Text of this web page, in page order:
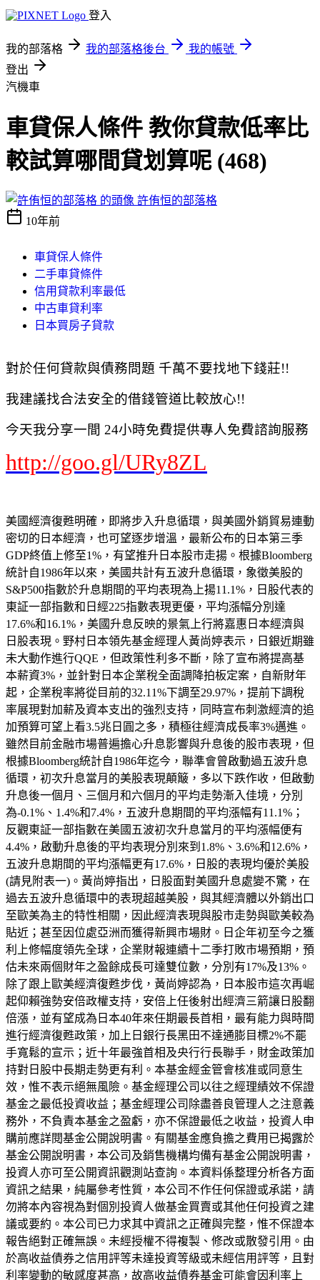
登入
我的部落格 我的部落格後台
我的帳號
登出
汽機車
車貸保人條件 教你貸款低率比
較試算哪間貸划算呢 (468)
許侑恒的部落格
10年前
車貸保人條件
二手車貸條件
信用貸款利率最低
中古車貸利率
日本買房子貸款
對於任何貸款與債務問題 千萬不要找地下錢莊!!
我建議找合法安全的借錢管道比較放心!!
今天我分享一間 24小時免費提供專人免費諮詢服務
http://goo.gl/URy8ZL
美國經濟復甦明確，即將步入升息循環，與美國外銷貿易連動
密切的日本經濟，也可望逐步增溫，最新公布的日本第三季
GDP終值上修至1%，有望推升日本股市走揚。根據Bloomberg
統計自1986年以來，美國共計有五波升息循環，象徵美股的
S&P500指數於升息期間的平均表現為上揚11.1%，日股代表的
東証一部指數和日經225指數表現更優，平均漲幅分別達
17.6%和16.1%，美國升息反映的景氣上行將嘉惠日本經濟與
日股表現。野村日本領先基金經理人黃尚婷表示，日銀近期雖
未大動作進行QQE，但政策性利多不斷，除了宣布將提高基
本薪資3%，並針對日本企業稅全面調降拍板定案，自新財年
起，企業稅率將從目前的32.11%下調至29.97%，提前下調稅
率展現對加薪及資本支出的強烈支持，同時宣布刺激經濟的追
加預算可望上看3.5兆日圓之多，積極往經濟成長率3%邁進。
雖然目前金融市場普遍擔心升息影響與升息後的股市表現，但
根據Bloomberg統計自1986年迄今，聯準會曾啟動過五波升息
循環，初次升息當月的美股表現顛簸，多以下跌作收，但啟動
升息後一個月、三個月和六個月的平均走勢漸入佳境，分別
為-0.1%、1.4%和7.4%，五波升息期間的平均漲幅有11.1%；
反觀東証一部指數在美國五波初次升息當月的平均漲幅便有
4.4%，啟動升息後的平均表現分別來到1.8%、3.6%和12.6%，
五波升息期間的平均漲幅更有17.6%，日股的表現均優於美股
(請見附表一)。黃尚婷指出，日股面對美國升息處變不驚，在
過去五波升息循環中的表現超越美股，與其經濟體以外銷出口
至歐美為主的特性相關，因此經濟表現與股市走勢與歐美較為
貼近；甚至因位處亞洲而獲得新興市場財。日企年初至今之獲
利上修幅度領先全球，企業財報連續十二季打敗市場預期，預
估未來兩個財年之盈餘成長可達雙位數，分別有17%及13%。
除了跟上歐美經濟復甦步伐，黃尚婷認為，日本股市這次再崛
起仰賴強勢安倍政權支持，安倍上任後射出經濟三箭讓日股翻
倍漲，並有望成為日本40年來任期最長首相，最有能力與時間
進行經濟復甦政策，加上日銀行長黑田不達通膨目標2%不罷
手寬鬆的宣示；近十年最強首相及央行行長聯手，財金政策加
持對日股中長期走勢更有利。本基金經金管會核准或同意生
效，惟不表示絕無風險。基金經理公司以往之經理績效不保證
基金之最低投資收益；基金經理公司除盡善良管理人之注意義
務外，不負責本基金之盈虧，亦不保證最低之收益，投資人申
購前應詳閱基金公開說明書。有關基金應負擔之費用已揭露於
基金公開說明書，本公司及銷售機構均備有基金公開說明書，
投資人亦可至公開資訊觀測站查詢。本資料係整理分析各方面
資訊之結果，純屬參考性質，本公司不作任何保證或承諾，請
勿將本內容視為對個別投資人做基金買賣或其他任何投資之建
議或要約。本公司已力求其中資訊之正確與完整，惟不保證本
報告絕對正確無誤。未經授權不得複製、修改或散發引用。由
於高收益債券之信用評等未達投資等級或未經信用評等，且對
利率變動的敏感度甚高，故高收益債券基金可能會因利率上